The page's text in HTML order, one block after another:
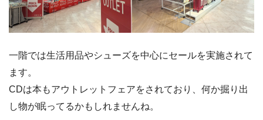
一階では生活用品やシューズを中心にセールを実施されて
ます。
CDは本もアウトレットフェアをされており、何か掘り出
し物が眠ってるかもしれませんね。